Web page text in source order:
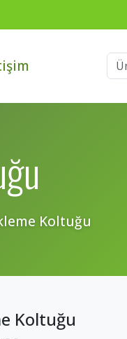
Koltuğu
Koltuğu